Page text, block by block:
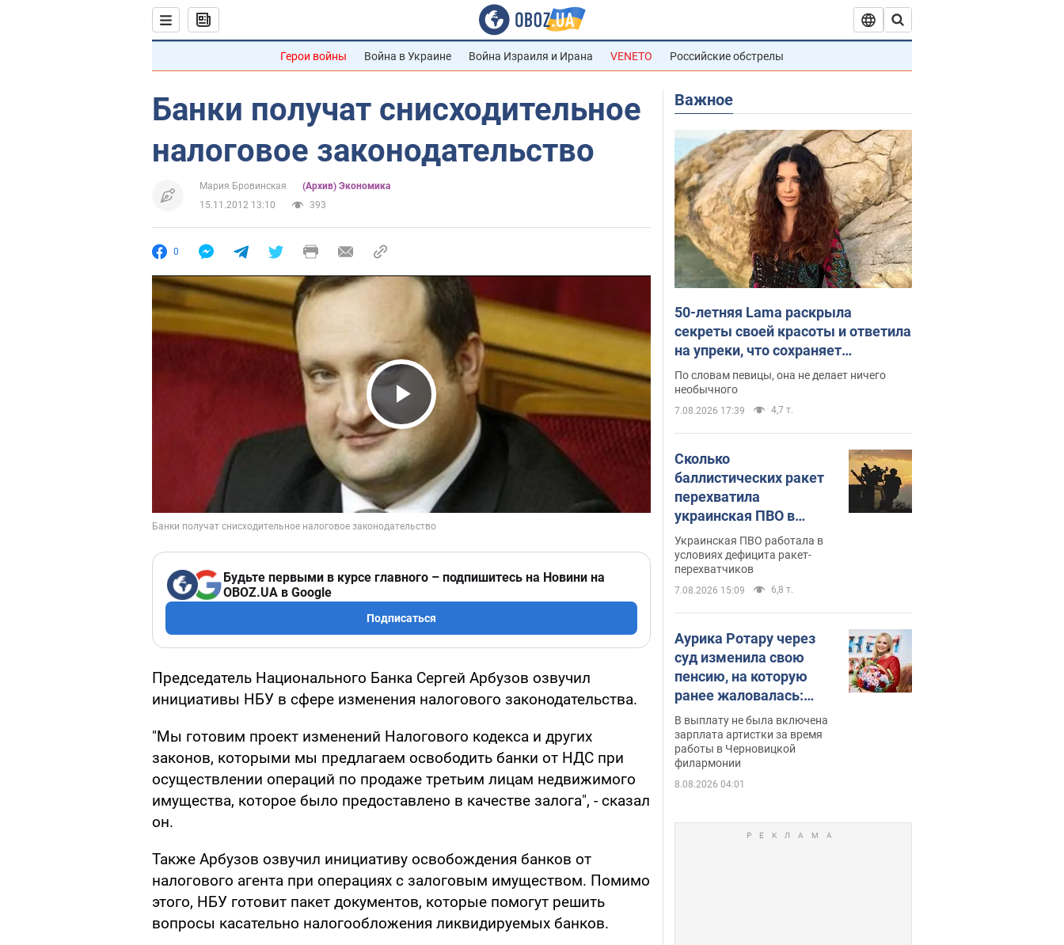
Герои войны Война в Украине Война Израиля и Ирана VENETO Российские обстрелы
Банки получат снисходительное
налоговое законодательство
Мария Бровинская
(Архив) Экономика
15.11.2012 13:10
393
0
Play Video
Будьте первыми в курсе главного – подпишитесь на Новини на
OBOZ.UA в Google
Подписаться
Председатель Национального Банка Сергей Арбузов озвучил
инициативы НБУ в сфере изменения налогового законодательства.
"Мы готовим проект изменений Налогового кодекса и других
законов, которыми мы предлагаем освободить банки от НДС при
осуществлении операций по продаже третьим лицам недвижимого
имущества, которое было предоставлено в качестве залога", - сказал
он.
Также Арбузов озвучил инициативу освобождения банков от
налогового агента при операциях с залоговым имуществом. Помимо
этого, НБУ готовит пакет документов, которые помогут решить
вопросы касательно налогообложения ликвидируемых банков.
Важное
50-летняя Lama раскрыла
секреты своей красоты и ответила
на упреки, что сохраняет
молодость, ведь у нее нет детей
По словам певицы, она не делает ничего
необычного
7.08.2026 17:39 4,7 т.
Сколько
баллистических ракет
перехватила
украинская ПВО в
июле: в Минобороны
назвали цифру
Украинская ПВО работала в
условиях дефицита ракет-
перехватчиков
7.08.2026 15:09 6,8 т.
Аурика Ротару через
суд изменила свою
пенсию, на которую
ранее жаловалась:
сколько получала
певица
В выплату не была включена
зарплата артистки за время
работы в Черновицкой
филармонии
8.08.2026 04:01